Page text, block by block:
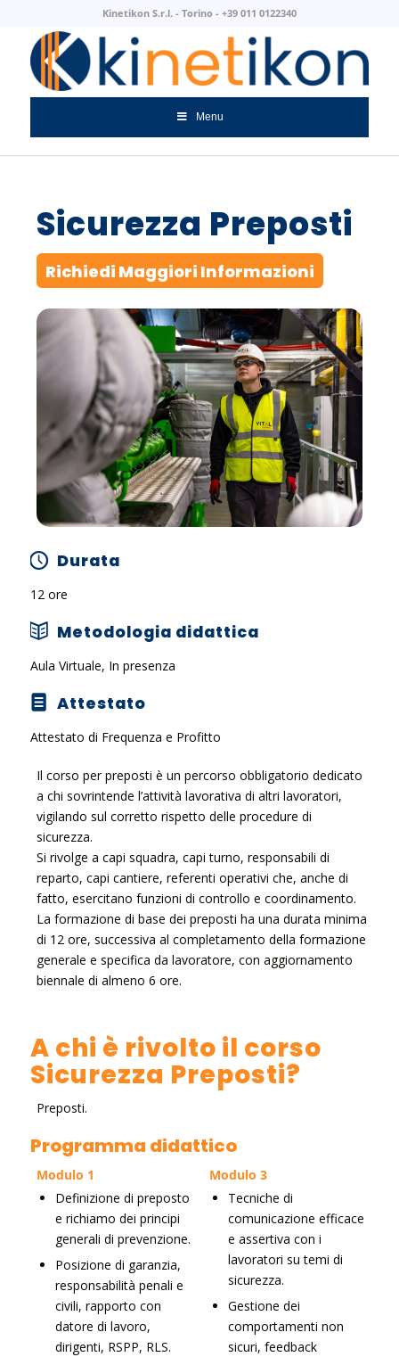
Kinetikon S.r.l. - Torino - +39 011 0122340
Menu
Sicurezza Preposti
Richiedi Maggiori Informazioni
Durata
12 ore
Metodologia didattica
Aula Virtuale, In presenza
Attestato
Attestato di Frequenza e Profitto
Il corso per preposti è un percorso obbligatorio dedicato
a chi sovrintende l’attività lavorativa di altri lavoratori,
vigilando sul corretto rispetto delle procedure di
sicurezza.
Si rivolge a capi squadra, capi turno, responsabili di
reparto, capi cantiere, referenti operativi che, anche di
fatto, esercitano funzioni di controllo e coordinamento.
La formazione di base dei preposti ha una durata minima
di 12 ore, successiva al completamento della formazione
generale e specifica da lavoratore, con aggiornamento
biennale di almeno 6 ore.
A chi è rivolto il corso
Sicurezza Preposti?
Preposti.
Programma didattico
Modulo 1
Definizione di preposto
e richiamo dei principi
generali di prevenzione.
Posizione di garanzia,
responsabilità penali e
civili, rapporto con
datore di lavoro,
dirigenti, RSPP, RLS.
Modulo 3
Tecniche di
comunicazione efficace
e assertiva con i
lavoratori su temi di
sicurezza.
Gestione dei
comportamenti non
sicuri, feedback